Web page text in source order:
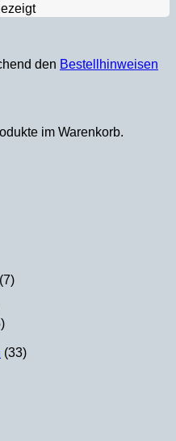
im Warenkorb.
den Bestellhinweisen
(7)
(33)